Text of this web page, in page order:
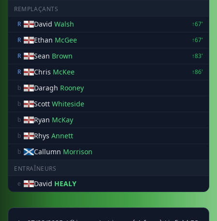
REMPLAÇANTS
R
David Walsh
↑67'
R
Ethan McGee
↑67'
R
Sean Brown
↑83'
R
Chris McKee
↑86'
b
Daragh Rooney
b Scott Whiteside
b Ryan McKay
b Rhys Annett
b Callumn Morrison
ENTRAÎNEURS
e
David HEALY